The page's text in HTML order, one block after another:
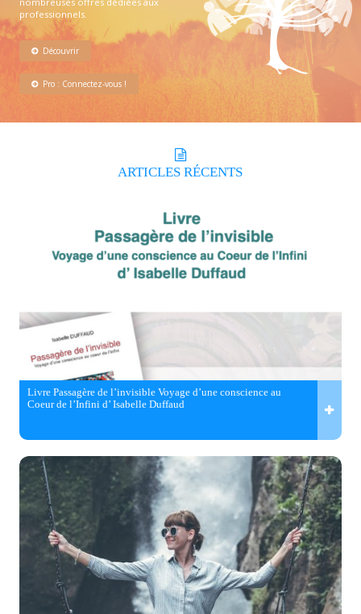
professionnels.
Découvrir
Pro : Connectez-vous !
ARTICLES RÉCENTS
Livre Passagère de l’invisible Voyage d’une conscience au
Coeur de l’Infini d’ Isabelle Duffaud